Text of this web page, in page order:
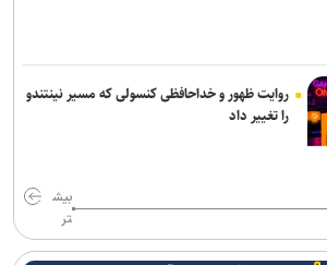
روایت ظهور و خداحافظی کنسولی که مسیر نینتندو
را تغییر داد
بیش
تر